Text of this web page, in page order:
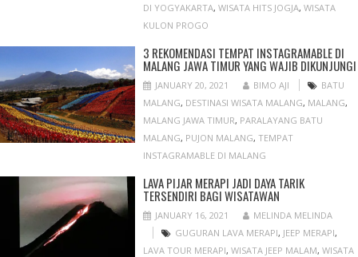
DI YOGYAKARTA,WISATA HITS JOGJA,WISATA
KULON PROGO
3 REKOMENDASI TEMPAT INSTAGRAMABLE DI
MALANG JAWA TIMUR YANG WAJIB DIKUNJUNGI
JANUARY 20, 2021 BIMO AJI
BATU
MALANG, DESTINASI WISATA MALANG, MALANG,
MALANG JAWA TIMUR, PARALAYANG BATU
MALANG, PUJON MALANG,TEMPAT
INSTAGRAMABLE DI MALANG
LAVA PIJAR MERAPI JADI DAYA TARIK
TERSENDIRI BAGI WISATAWAN
JANUARY 16, 2021
MELINDA MELINDA
GUGURAN LAVA MERAPI, JEEP MERAPI,
LAVA TOUR MERAPI,WISATA JEEP MALAM,WISATA